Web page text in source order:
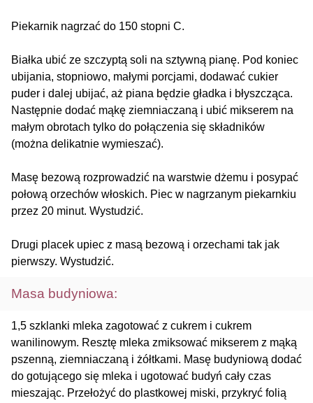
Piekarnik nagrzać do 150 stopni C.
Białka ubić ze szczyptą soli na sztywną pianę. Pod koniec
ubijania, stopniowo, małymi porcjami, dodawać cukier
puder i dalej ubijać, aż piana będzie gładka i błyszcząca.
Następnie dodać mąkę ziemniaczaną i ubić mikserem na
małym obrotach tylko do połączenia się składników
(można delikatnie wymieszać).
Masę bezową rozprowadzić na warstwie dżemu i posypać
połową orzechów włoskich. Piec w nagrzanym piekarnkiu
przez 20 minut. Wystudzić.
Drugi placek upiec z masą bezową i orzechami tak jak
pierwszy. Wystudzić.
Masa budyniowa:
1,5 szklanki mleka zagotować z cukrem i cukrem
wanilinowym. Resztę mleka zmiksować mikserem z mąką
pszenną, ziemniaczaną i żółtkami. Masę budyniową dodać
do gotującego się mleka i ugotować budyń cały czas
mieszając. Przełożyć do plastkowej miski, przykryć folią